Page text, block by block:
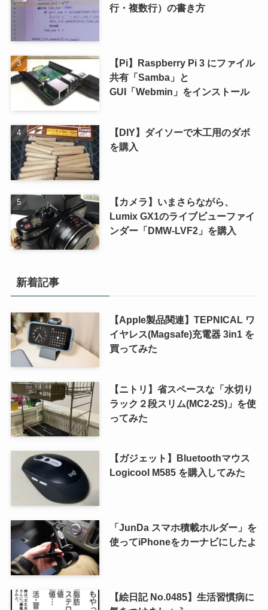
行・複数行）の書き方
【Pi】Raspberry Pi 3 にファイル
共有「Samba」と
GUI「Webmin」をインストール
【DIY】ダイソーで木工用のダボ
を購入
【カメラ】いまさらながら、
Lumix GX1のライブビューファイ
ンダー「DMW-LVF2」を購入
新着記事
【Apple製品関連】TEPNICAL ワ
イヤレス(Magsafe)充電器 3in1 を
買ってみた
【ニトリ】省スペースな「水切り
ラック２段スリム(MC2-2S)」を使
ってみた
【ガジェット】Bluetoothマウス
Logicool M585 を購入してみた
「JunDa スマホ積載ホルダー」を
使ってiPhoneをカーナビにしたよ
【絵日記 No.0485】生活習慣病に